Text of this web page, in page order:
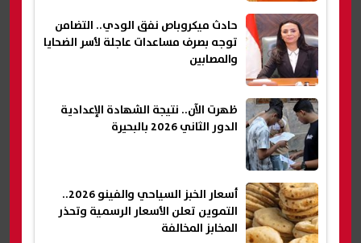
حادث ميكروباص نفق الودي.. التضامن
توجه بصرف مساعدات عاجلة لأسر الضحايا
والمصابين
ظهرت الآن.. نتيجة الشهادة الإعدادية
الدور الثاني 2026 بالبحيرة
أسعار الخبز السياحي والفينو 2026..
التموين تعلن الأسعار الرسمية وتحذر
المخابز المخالفة